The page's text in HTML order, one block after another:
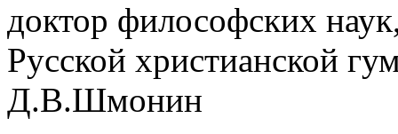
доктор философских
Русской христианской
Д.В.Шмонин